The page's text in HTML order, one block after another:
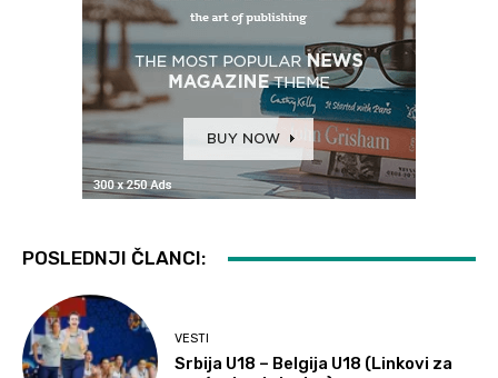
POSLEDNJI ČLANCI:
VESTI
Srbija U18 – Belgija U18 (Linkovi za